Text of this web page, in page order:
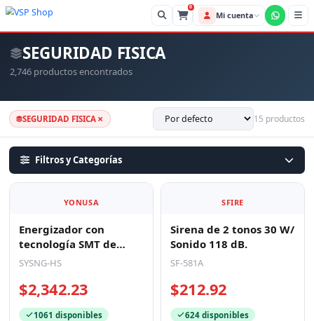
Mi
SEGURIDAD FISICA
2,746 productos encontrados
SEGURIDAD FISICA × 15 productos
Filtros y Categorías
YONUSA
Energizador con
tecnología SMT de
12,000Volts - .5 Joules /
SYSNG-HS
$2,342.23
1061 disponibles
SFIRE
Sirena de 2 tonos 30 W/
Sonido 118 dB.
SF-581A
$212.92
624 disponibles